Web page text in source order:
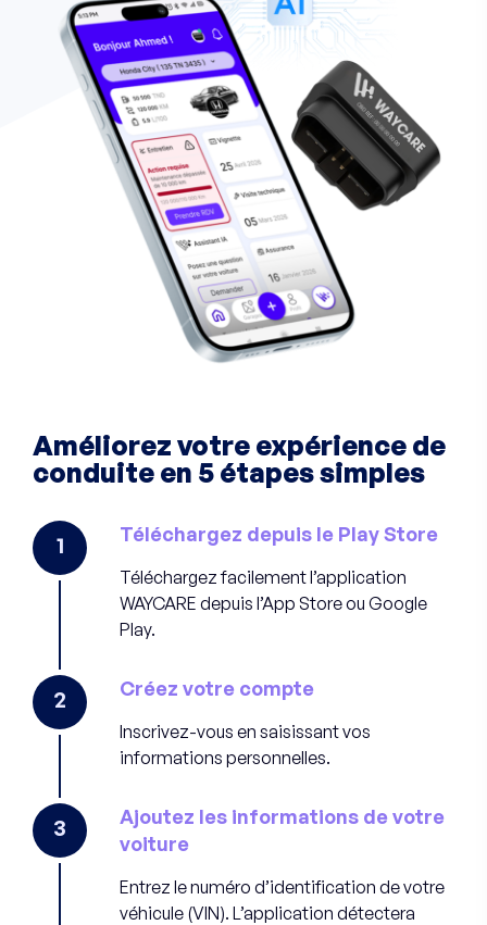
Améliorez votre expérience de
conduite en 5 étapes simples
1 Téléchargez depuis le Play Store
Téléchargez facilement l’application
WAYCARE depuis l’App Store ou Google
Play.
2 Créez votre compte
Inscrivez-vous en saisissant vos
informations personnelles.
3
Ajoutez les informations de votre
voiture
Entrez le numéro d’identification de votre
véhicule (VIN). L’application détectera